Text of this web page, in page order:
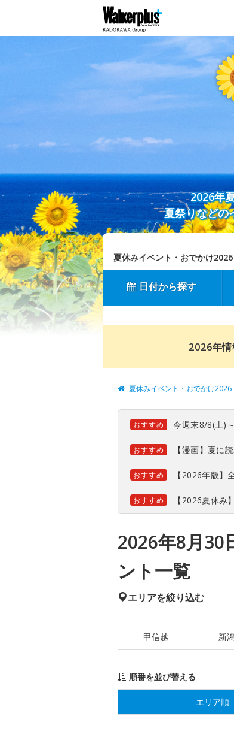
2026年
夏祭りなどの
夏休みイベント・おでかけ2026
日付から探す
2026年
夏休みイベント・おでかけ2026
おすすめ 今週末8/8(土)
おすすめ 【漫画】夏に
おすすめ 【2026年版】
おすすめ 【2026夏休み
2026年8月30
ント一覧
エリアを絞り込む
甲信越 新
順番を並び替える
エリア順